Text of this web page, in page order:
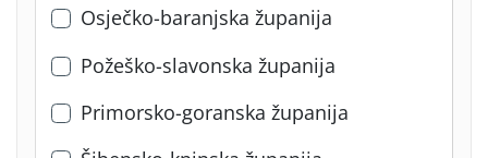
Osječko-baranjska županija
Požeško-slavonska županija
Primorsko-goranska županija